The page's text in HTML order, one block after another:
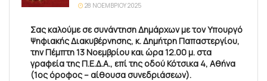
28 ΝΟΕΜΒΡΊΟΥ 2025
Σας καλούμε σε συνάντηση Δημάρχων με τον Υπουργό
Ψηφιακής Διακυβέρνησης, κ. Δημήτρη Παπαστεργίου,
την Πέμπτη 13 Νοεμβρίου και ώρα 12.00 μ. στα
γραφεία της Π.Ε.Δ.Α., επί της οδού Κότσικα 4, Αθήνα
(1ος όροφος – αίθουσα συνεδριάσεων).